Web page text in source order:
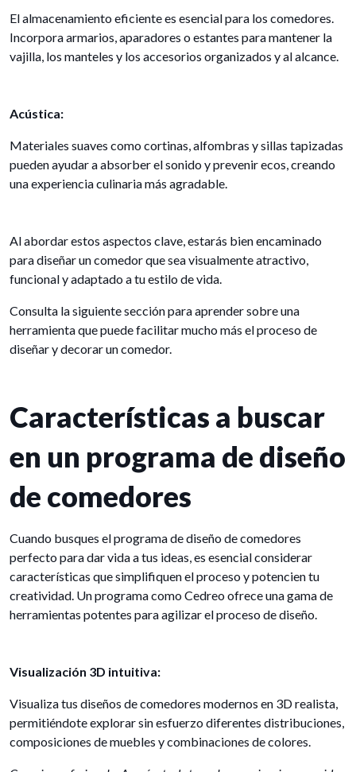
El almacenamiento eficiente es esencial para los comedores.
Incorpora armarios, aparadores o estantes para mantener la
vajilla, los manteles y los accesorios organizados y al alcance.
Acústica:
Materiales suaves como cortinas, alfombras y sillas tapizadas
pueden ayudar a absorber el sonido y prevenir ecos, creando
una experiencia culinaria más agradable.
Al abordar estos aspectos clave, estarás bien encaminado
para diseñar un comedor que sea visualmente atractivo,
funcional y adaptado a tu estilo de vida.
Consulta la siguiente sección para aprender sobre una
herramienta que puede facilitar mucho más el proceso de
diseñar y decorar un comedor.
Características a buscar
en un programa de diseño
de comedores
Cuando busques el programa de diseño de comedores
perfecto para dar vida a tus ideas, es esencial considerar
características que simplifiquen el proceso y potencien tu
creatividad. Un programa como Cedreo ofrece una gama de
herramientas potentes para agilizar el proceso de diseño.
Visualización 3D intuitiva:
Visualiza tus diseños de comedores modernos en 3D realista,
permitiéndote explorar sin esfuerzo diferentes distribuciones,
composiciones de muebles y combinaciones de colores.